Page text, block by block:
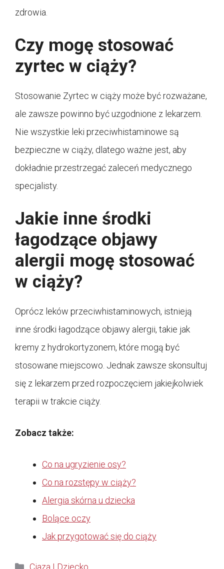
zdrowia.
Czy mogę stosować
zyrtec w ciąży?
Stosowanie Zyrtec w ciąży może być rozważane,
ale zawsze powinno być uzgodnione z lekarzem.
Nie wszystkie leki przeciwhistaminowe są
bezpieczne w ciąży, dlatego ważne jest, aby
dokładnie przestrzegać zaleceń medycznego
specjalisty.
Jakie inne środki
łagodzące objawy
alergii mogę stosować
w ciąży?
Oprócz leków przeciwhistaminowych, istnieją
inne środki łagodzące objawy alergii, takie jak
kremy z hydrokortyzonem, które mogą być
stosowane miejscowo. Jednak zawsze skonsultuj
się z lekarzem przed rozpoczęciem jakiejkolwiek
terapii w trakcie ciąży.
Zobacz także:
Co na ugryzienie osy?
Co na rozstępy w ciąży?
Alergia skórna u dziecka
Bolące oczy
Jak przygotować się do ciąży
Kategorie
Ciaza I Dziecko